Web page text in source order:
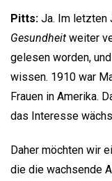
Pitts: Ja. Im letzten
Gesundheit weiter
gelesen worden,
wissen. 1910 war
Frauen in Amerika.
das Interesse
Daher möchten wir
die die wachsende